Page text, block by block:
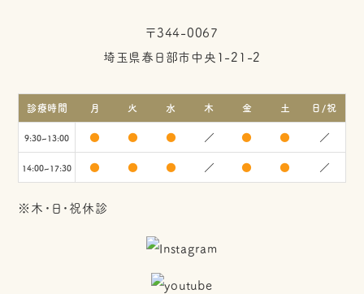
〒344-0067
埼玉県春日部市中央1-21-2
診療時間 月 火 水 木 金 土 日/祝
9:30~13:00 ● ● ● ／ ● ● ／
14:00~17:30 ● ● ● ／ ● ● ／
※木・日・祝休診